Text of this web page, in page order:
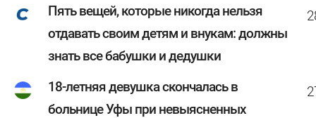
Пять вещей, которые никогда нельзя
отдавать своим детям и внукам: должны
знать все бабушки и дедушки
18-летняя девушка скончалась в
больнице Уфы при невыясненных